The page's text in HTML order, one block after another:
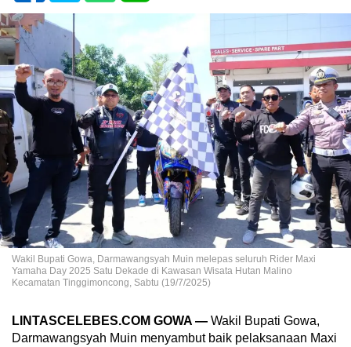
Wakil Bupati Gowa, Darmawangsyah Muin melepas seluruh Rider Maxi
Yamaha Day 2025 Satu Dekade di Kawasan Wisata Hutan Malino
Kecamatan Tinggimoncong, Sabtu (19/7/2025)
LINTASCELEBES.COM GOWA — Wakil Bupati Gowa,
Darmawangsyah Muin menyambut baik pelaksanaan Maxi